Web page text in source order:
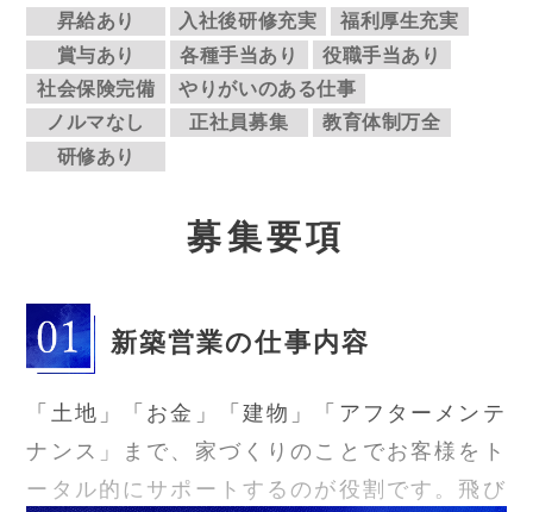
昇給あり 入社後研修充実
福利厚生充実
賞与あり
各種手当あり
役職手当あり
社会保険完備
やりがいのある仕事
ノルマなし
正社員募集
教育体制万全
研修あり
募集要項
新築営業の仕事内容
「土地」「お金」「建物」「アフターメンテ
ナンス」まで、家づくりのことでお客様をト
ータル的にサポートするのが役割です。飛び